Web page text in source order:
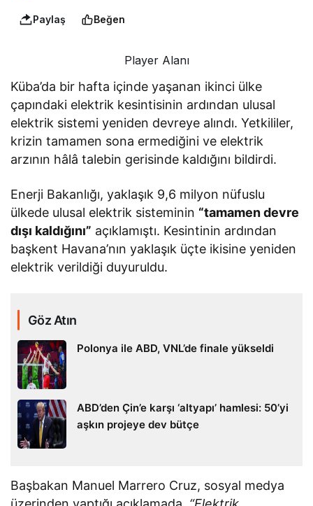
Paylaş Beğen
Player Alanı
Küba’da bir hafta içinde yaşanan ikinci ülke
çapındaki elektrik kesintisinin ardından ulusal
elektrik sistemi yeniden devreye alındı. Yetkililer,
krizin tamamen sona ermediğini ve elektrik
arzının hâlâ talebin gerisinde kaldığını bildirdi.
Enerji Bakanlığı, yaklaşık 9,6 milyon nüfuslu
ülkede ulusal elektrik sisteminin “tamamen devre
dışı kaldığını” açıklamıştı. Kesintinin ardından
başkent Havana’nın yaklaşık üçte ikisine yeniden
elektrik verildiği duyuruldu.
Göz Atın
Polonya ile ABD, VNL’de finale yükseldi
ABD’den Çin’e karşı ‘altyapı’ hamlesi: 50’yi
aşkın projeye dev bütçe
Başbakan Manuel Marrero Cruz, sosyal medya